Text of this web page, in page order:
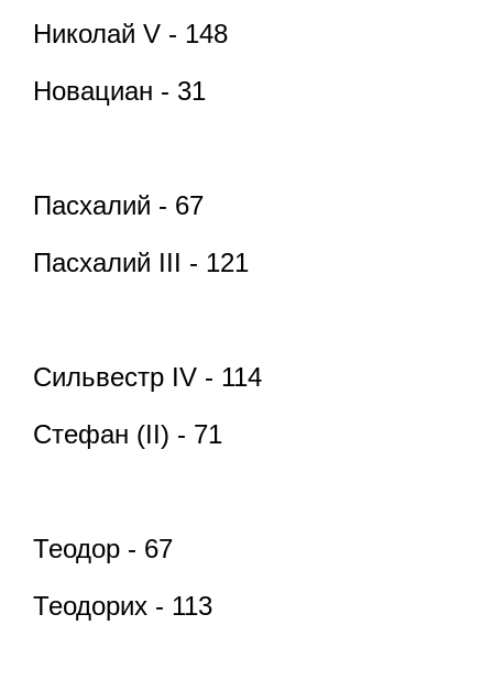
Николай V - 148
Новациан - 31
Пасхалий - 67
Пасхалий III - 121
Сильвестр IV - 114
Стефан (II) - 71
Теодор - 67
Теодорих - 113